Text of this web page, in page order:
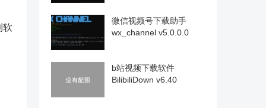
软
微信视频号下载助手
wx_channel v5.0.0.0
b站视频下载软件
BilibiliDown v6.40